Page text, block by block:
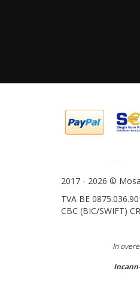
2017 - 2026 ©
TVA BE
CBC (BIC/SWIFT)
In